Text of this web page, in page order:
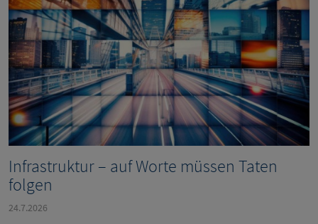
Infrastruktur – auf Worte müssen Taten
folgen
24.7.2026